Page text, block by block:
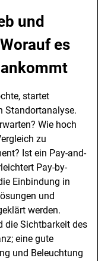
und
es
startet
Standortanalyse.
Wie hoch
zu
Ist ein Pay-and-
Pay-by-
Einbindung in
und
werden.
die Sichtbarkeit des
eine gute
und Beleuchtung